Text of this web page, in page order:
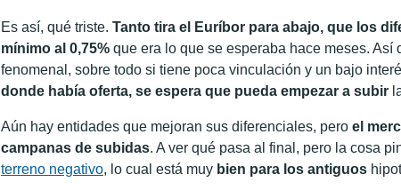
Es así, qué triste. Tanto tira el Euríbor para abajo, que los
mínimo al 0,75% que era lo que se esperaba hace meses.
fenomenal, sobre todo si tiene poca vinculación y un bajo
donde había oferta, se espera que pueda empezar a subir
Aún hay entidades que mejoran sus diferenciales, pero el
campanas de subidas. A ver qué pasa al final, pero la cosa
terreno negativo, lo cual está muy bien para los antiguos